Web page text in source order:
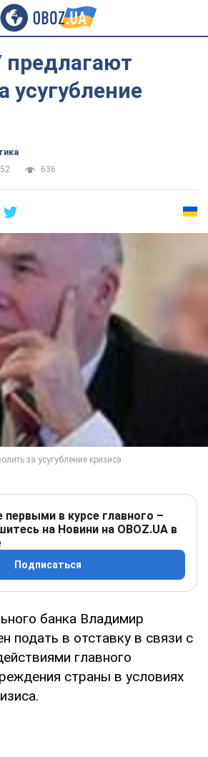
предлагают
усугубление
636
первыми в курсе главного –
на Новини на OBOZ.UA в
Подписаться
банка Владимир
подать в отставку в связи с
главного
страны в условиях